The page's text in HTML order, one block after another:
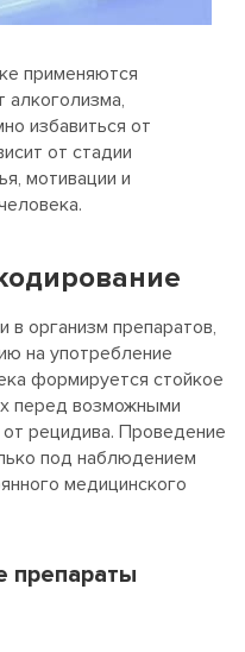
применяются
алкоголизма,
избавиться от
от стадии
мотивации и
в организм препаратов,
на употребление
формируется стойкое
перед возможными
рецидива. Проведение
под наблюдением
медицинского
препараты